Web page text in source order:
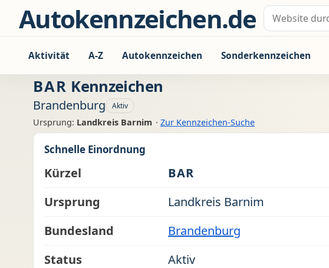
Zum Inhalt springen
Autokennzeichen.de Suche nach:
Aktivität A-Z Autokennzeichen Sonderkennzeichen
BAR Kennzeichen
Brandenburg Aktiv
Ursprung: Landkreis Barnim · Zur Kennzeichen-Suche
Schnelle Einordnung
Kürzel
BAR
Ursprung
Landkreis Barnim
Bundesland
Brandenburg
Status
Aktiv